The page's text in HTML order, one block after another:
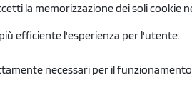
la memorizzazione dei soli cookie
efficiente l'esperienza per l'utente.
necessari per il